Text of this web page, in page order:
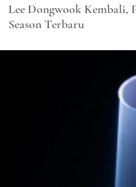
Lee Dongwook Kembali,
Season Terbaru